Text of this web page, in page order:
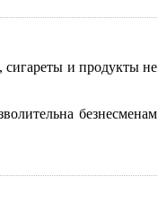
сигареты и продукты не
безнесменам